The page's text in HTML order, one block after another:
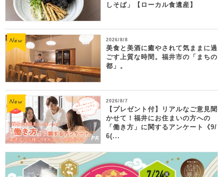
しそば」【ローカル食遺産】
2026/8/8
美食と美酒に癒やされて気ままに過
ごす上質な時間。福井市の「まちの
都」。
2026/8/7
【プレゼント付】リアルなご意見聞
かせて！福井にお住まいの方への
「働き方」に関するアンケート《9/
6(...